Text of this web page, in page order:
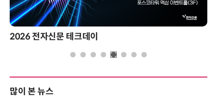
2026 전자신문 테크데이
많이 본 뉴스